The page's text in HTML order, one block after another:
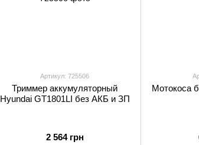
Артикул: 725506
Триммер аккумуляторный
Hyundai GT1801LI без АКБ и ЗП
2 564 грн
Мотокоса